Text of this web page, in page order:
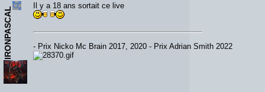
IRONPASCAL
Il y a 18 ans sortait ce live
- Prix Nicko Mc Brain 2017, 2020 - Prix Adrian Smith 2022